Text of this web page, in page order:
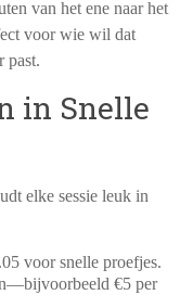
van het ene naar het
voor wie wil dat
past.
in Snelle
elke sessie leuk in
voor snelle proefjes.
€5 per